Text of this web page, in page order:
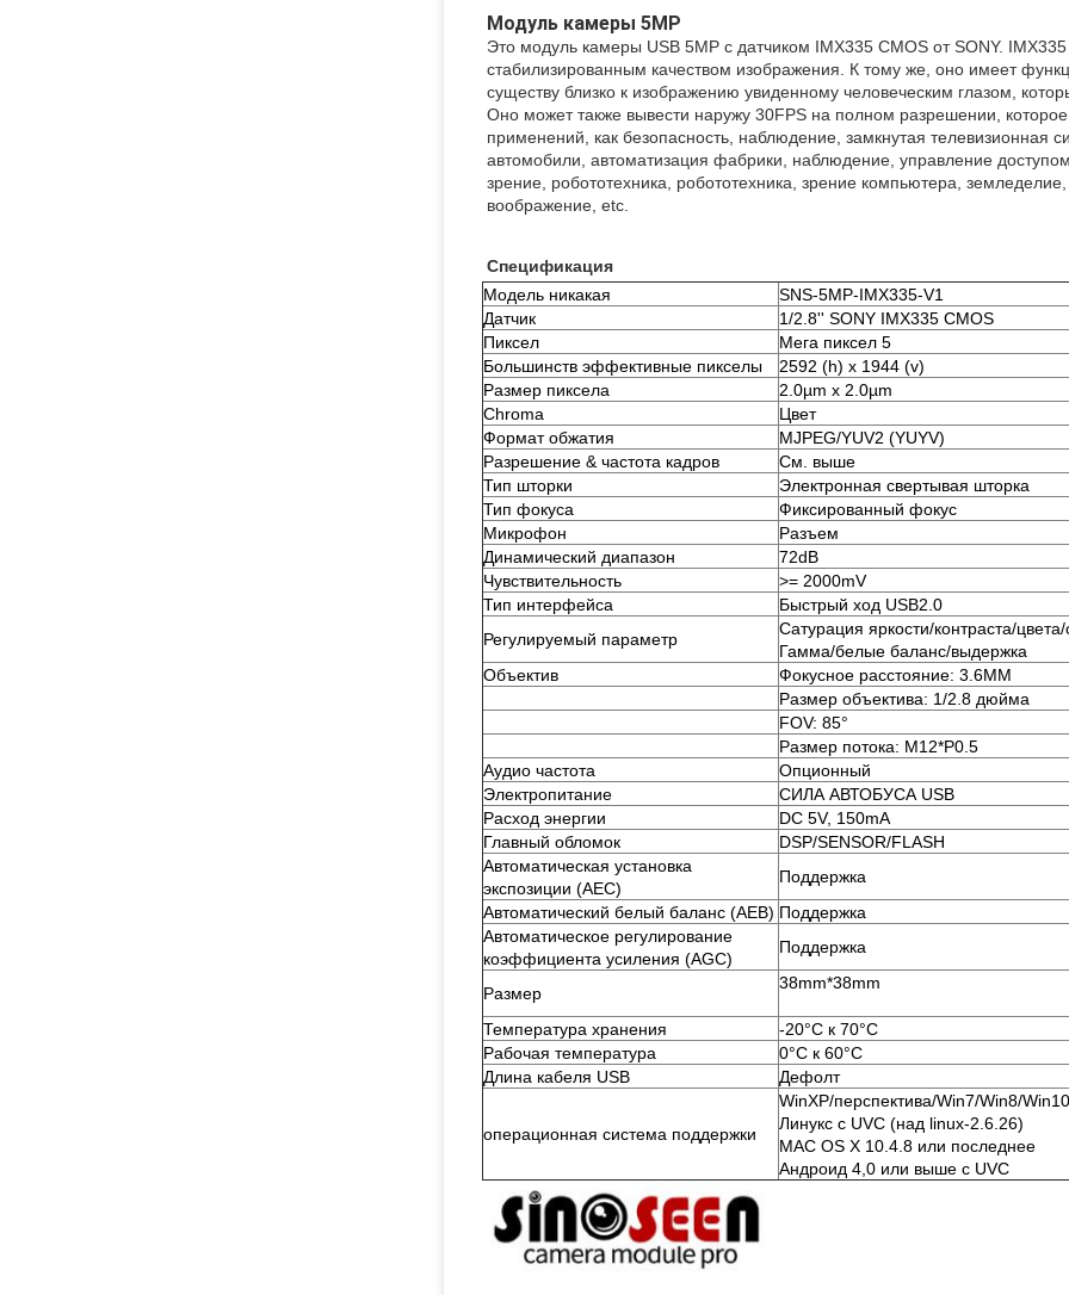
Модуль камеры 5MP
Это модуль камеры USB 5MP с датчиком IMX335 CMOS от SONY.
стабилизированным качеством изображения. К тому же, оно имеет
существу близко к изображению увиденному человеческим глазом,
Оно может также вывести наружу 30FPS на полном разрешении,
применений, как безопасность, наблюдение, замкнутая телевизионная
автомобили, автоматизация фабрики, наблюдение, управление
зрение, робототехника, робототехника, зрение компьютера,
воображение, etc.
Спецификация
Модель никакая
SNS-5MP-IMX335-V1
Датчик
1/2.8'' SONY IMX335 CMOS
Пиксел
Мега пиксел 5
Большинств эффективные пикселы
2592 (h) x 1944 (v)
Размер пиксела
2.0µm x 2.0µm
Chroma
Цвет
Формат обжатия
MJPEG/YUV2 (YUYV)
Разрешение & частота кадров
См. выше
Тип шторки
Электронная свертывая шторка
Тип фокуса
Фиксированный фокус
Микрофон
Разъем
Динамический диапазон
72dB
Чувствительность
>= 2000mV
Тип интерфейса
Быстрый ход USB2.0
Регулируемый параметр
Сатурация яркости/контраста/
Гамма/белые баланс/выдержка
Объектив
Фокусное расстояние: 3.6MM
Размер объектива: 1/2.8 дюйма
FOV: 85°
Размер потока: M12*P0.5
Аудио частота
Опционный
Электропитание
СИЛА АВТОБУСА USB
Расход энергии
DC 5V, 150mA
Главный обломок
DSP/SENSOR/FLASH
Автоматическая установка
экспозиции (AEC)
Поддержка
Автоматический белый баланс (AEB) Поддержка
Автоматическое регулирование
коэффициента усиления (AGC)
Поддержка
Размер
38mm*38mm
Температура хранения
-20°C к 70°C
Рабочая температура
0°C к 60°C
Длина кабеля USB
Дефолт
операционная система поддержки
WinXP/перспектива/Win7/Win8/Win10
Линукс с UVC (над linux-2.6.26)
MAC OS X 10.4.8 или последнее
Андроид 4,0 или выше с UVC